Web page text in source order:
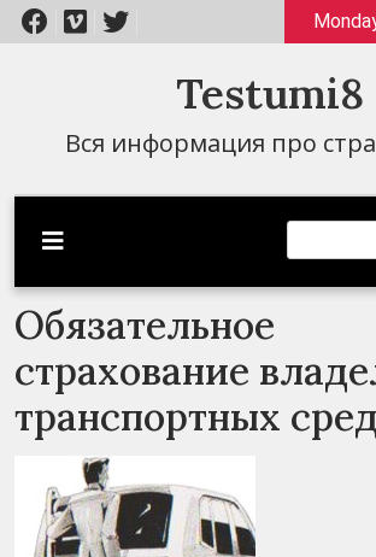
Перейти
к
Testumi8
Вся информация про
Обязательное
страхование
транспортных